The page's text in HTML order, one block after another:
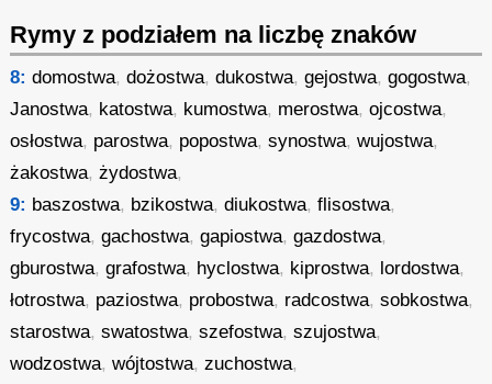
Rymy z podziałem na liczbę znaków
8: domostwa,dożostwa,dukostwa,gejostwa,gogostwa,
Janostwa, katostwa, kumostwa, merostwa,ojcostwa,
osłostwa, parostwa, popostwa,synostwa,wujostwa,
żakostwa,żydostwa,
9: baszostwa, bzikostwa,diukostwa,flisostwa,
frycostwa,gachostwa,gapiostwa,gazdostwa,
gburostwa,grafostwa, hyclostwa, kiprostwa, lordostwa,
łotrostwa, paziostwa, probostwa, radcostwa,sobkostwa,
starostwa,swatostwa,szefostwa,szujostwa,
wodzostwa,wójtostwa,zuchostwa,